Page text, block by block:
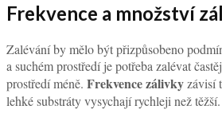
Frekvence a množství
Zalévání by mělo být přizpůsobeno
a suchém prostředí je potřeba zalévat
prostředí méně. Frekvence zálivky závisí
lehké substráty vysychají rychleji než těžší.